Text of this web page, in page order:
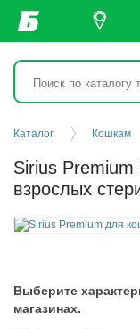
Каталог Кошкам
Sirius
взрослых
Выберите
магазинах.